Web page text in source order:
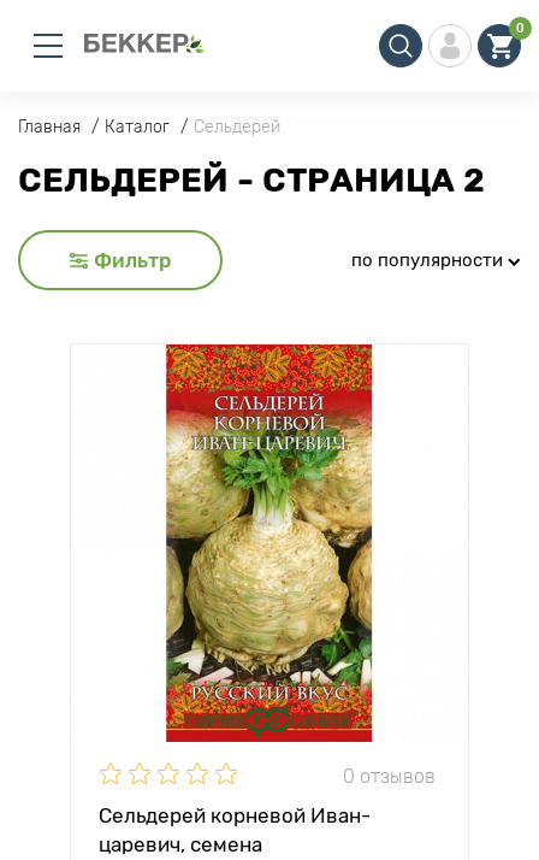
0
Главная Каталог Сельдерей
СЕЛЬДЕРЕЙ - СТРАНИЦА 2
Фильтр по популярности
0 отзывов
Сельдерей корневой Иван-
царевич, семена